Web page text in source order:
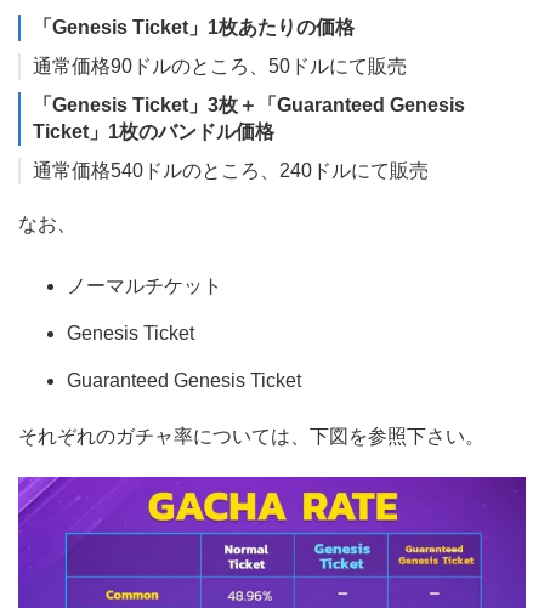
「Genesis Ticket」1枚あたりの価格
通常価格90ドルのところ、50ドルにて販売
「Genesis Ticket」3枚＋「Guaranteed Genesis
Ticket」1枚のバンドル価格
通常価格540ドルのところ、240ドルにて販売
なお、
ノーマルチケット
Genesis Ticket
Guaranteed Genesis Ticket
それぞれのガチャ率については、下図を参照下さい。